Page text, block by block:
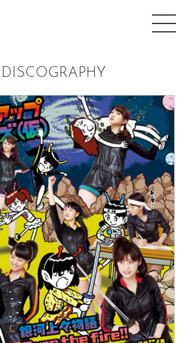
DISCOGRAPHY